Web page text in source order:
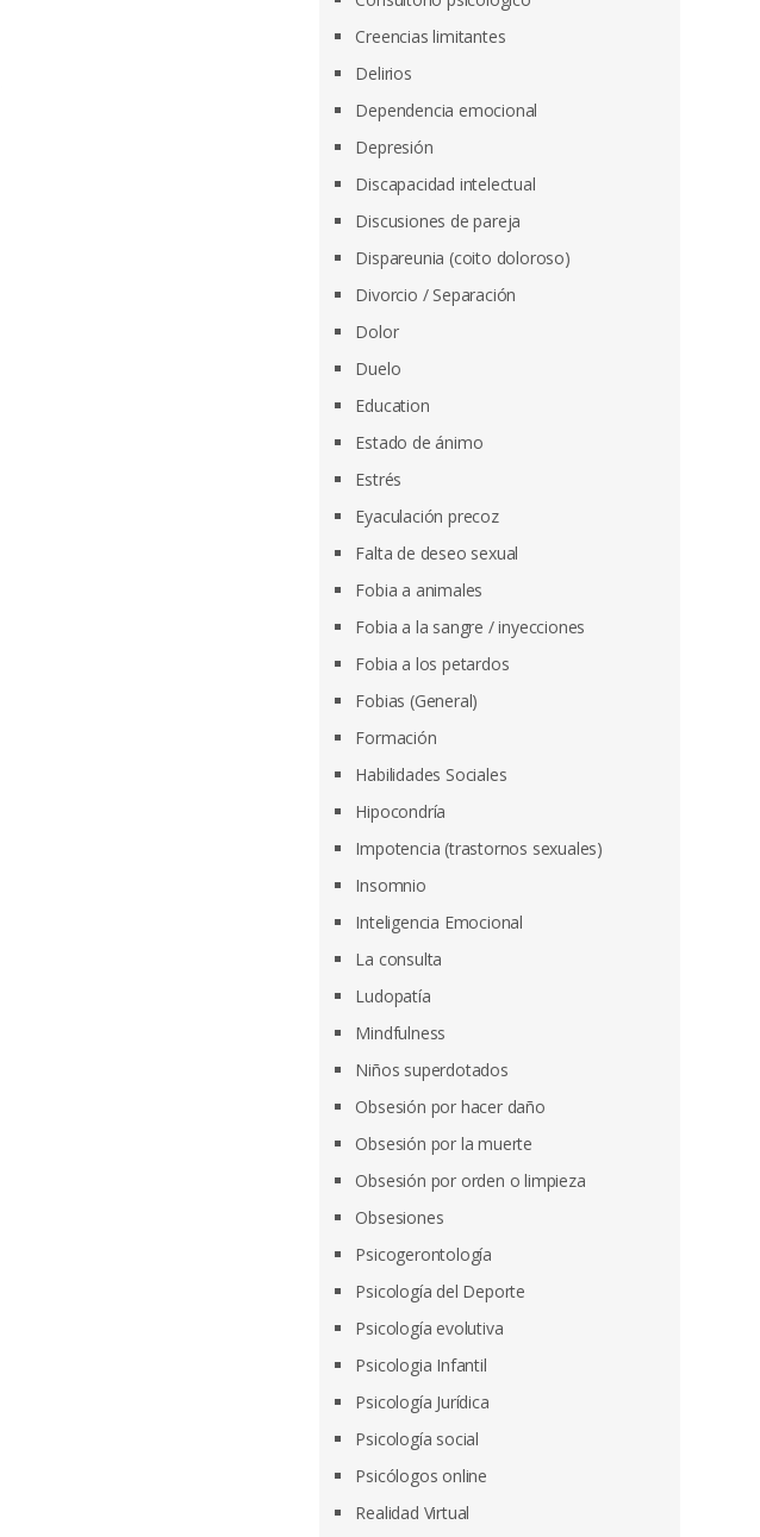
Creencias limitantes
Delirios
Dependencia emocional
Depresión
Discapacidad intelectual
Discusiones de pareja
Dispareunia (coito doloroso)
Divorcio / Separación
Dolor
Duelo
Education
Estado de ánimo
Estrés
Eyaculación precoz
Falta de deseo sexual
Fobia a animales
Fobia a la sangre / inyecciones
Fobia a los petardos
Fobias (General)
Formación
Habilidades Sociales
Hipocondría
Impotencia (trastornos sexuales)
Insomnio
Inteligencia Emocional
La consulta
Ludopatía
Mindfulness
Niños superdotados
Obsesión por hacer daño
Obsesión por la muerte
Obsesión por orden o limpieza
Obsesiones
Psicogerontología
Psicología del Deporte
Psicología evolutiva
Psicologia Infantil
Psicología Jurídica
Psicología social
Psicólogos online
Realidad Virtual